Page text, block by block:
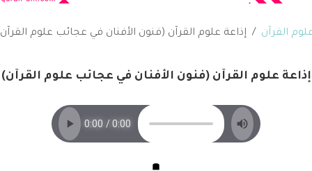
القرآن إذاعة علوم القرآن (فنون الأفنان في عجائب علوم
إذاعة علوم القرآن (فنون الأفنان في عجائب علوم القرآن)